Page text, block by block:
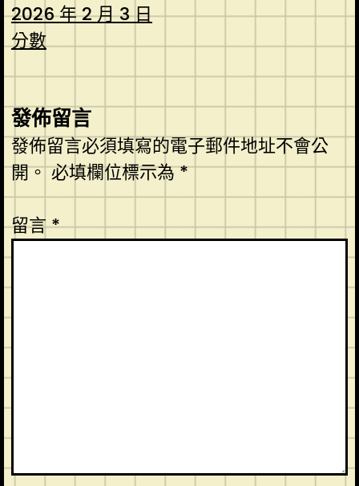
2026 年 2 月 3 日
分數
發佈留言
發佈留言必須填寫的電子郵件地址不會公
開。必填欄位標示為*
留言*